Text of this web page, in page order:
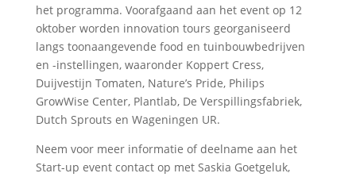
het programma. Voorafgaand aan het event op 12
oktober worden innovation tours georganiseerd
langs toonaangevende food en tuinbouwbedrijven
en -instellingen, waaronder Koppert Cress,
Duijvestijn Tomaten, Nature’s Pride, Philips
GrowWise Center, Plantlab, De Verspillingsfabriek,
Dutch Sprouts en Wageningen UR.
Neem voor meer informatie of deelname aan het
Start-up event contact op met Saskia Goetgeluk,